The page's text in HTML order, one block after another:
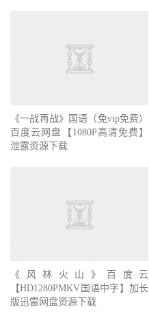
《一战再战》国语（免vip免费）
百度云网盘【1080P高清免费】
泄露资源下载
《风林火山》百度云
【HD1280PMKV国语中字】加长
版迅雷网盘资源下载